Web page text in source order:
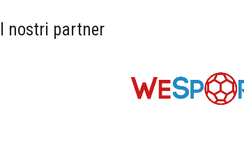
I nostri partner